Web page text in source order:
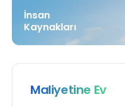
İnsan
Kaynakları
Maliyetine Ev